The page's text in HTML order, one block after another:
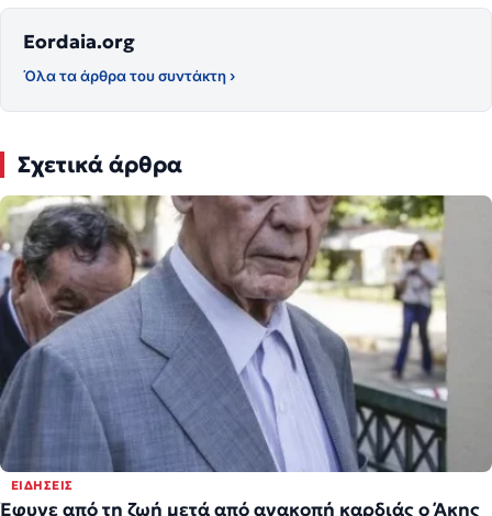
Eordaia.org
Όλα τα άρθρα του συντάκτη ›
Σχετικά άρθρα
ΕΙΔΉΣΕΙΣ
Έφυγε από τη ζωή μετά από ανακοπή καρδιάς ο Άκης